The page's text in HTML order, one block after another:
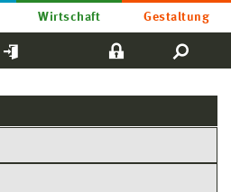
Wirtschaft Gestaltung